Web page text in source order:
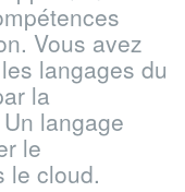
Vous avez
langages du
la
langage
le
le cloud.